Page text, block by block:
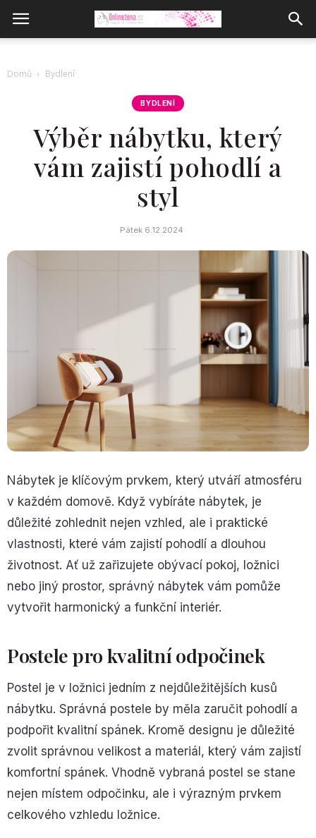
Domů Bydlení
BYDLENÍ
Výběr nábytku, který
vám zajistí pohodlí a
styl
Pátek 6.12.2024
Nábytek je klíčovým prvkem, který utváří atmosféru
v každém domově. Když vybíráte nábytek, je
důležité zohlednit nejen vzhled, ale i praktické
vlastnosti, které vám zajistí pohodlí a dlouhou
životnost. Ať už zařizujete obývací pokoj, ložnici
nebo jiný prostor, správný nábytek vám pomůže
vytvořit harmonický a funkční interiér.
Postele pro kvalitní odpočinek
Postel je v ložnici jedním z nejdůležitějších kusů
nábytku. Správná postele by měla zaručit pohodlí a
podpořit kvalitní spánek. Kromě designu je důležité
zvolit správnou velikost a materiál, který vám zajistí
komfortní spánek. Vhodně vybraná postel se stane
nejen místem odpočinku, ale i výrazným prvkem
celkového vzhledu ložnice.